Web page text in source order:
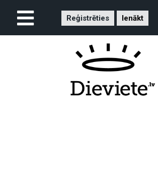
Reģistrēties Ienākt